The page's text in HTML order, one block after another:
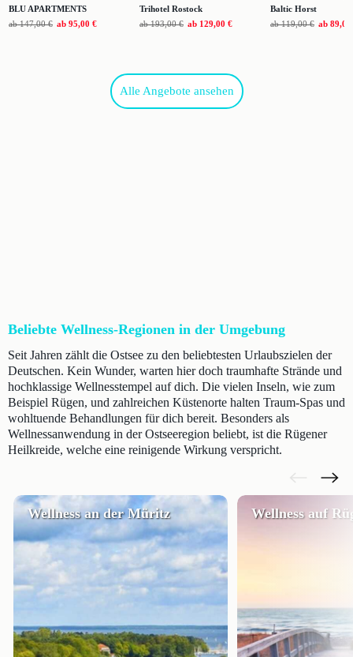
BLU APARTMENTS
ab 147,00 € ab 95,00 €
Trihotel Rostock
ab 193,00 € ab 129,00 €
Baltic Horst
ab 119,00 € ab 89,00
Alle Angebote ansehen
Beliebte Wellness-Regionen in der Umgebung
Seit Jahren zählt die Ostsee zu den beliebtesten Urlaubszielen der
Deutschen. Kein Wunder, warten hier doch traumhafte Strände und
hochklassige Wellnesstempel auf dich. Die vielen Inseln, wie zum
Beispiel Rügen, und zahlreichen Küstenorte halten Traum-Spas und
wohltuende Behandlungen für dich bereit. Besonders als
Wellnessanwendung in der Ostseeregion beliebt, ist die Rügener
Heilkreide, welche eine reinigende Wirkung verspricht.
Wellness an der Müritz Wellness auf